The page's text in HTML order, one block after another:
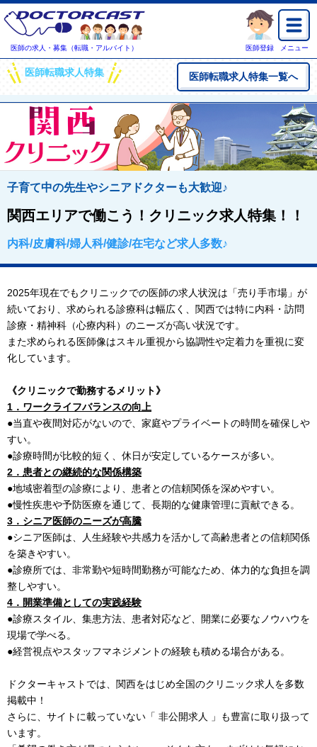
医師の求人・募集（転職・アルバイト） 医師登録 メニュー
医師転職求人特集 医師転職求人特集一覧へ
子育て中の先生やシニアドクターも大歓迎♪
関西エリアで働こう！クリニック求人特集！！
内科/皮膚科/婦人科/健診/在宅など求人多数♪
2025年現在でもクリニックでの医師の求人状況は「売り手市場」が
続いており、求められる診療科は幅広く、関西では特に内科・訪問
診療・精神科（心療内科）のニーズが高い状況です。
また求められる医師像はスキル重視から協調性や定着力を重視に変
化しています。
《クリニックで勤務するメリット》
1．ワークライフバランスの向上
●当直や夜間対応がないので、家庭やプライベートの時間を確保しや
すい。
●診療時間が比較的短く、休日が安定しているケースが多い。
2．患者との継続的な関係構築
●地域密着型の診療により、患者との信頼関係を深めやすい。
●慢性疾患や予防医療を通じて、長期的な健康管理に貢献できる。
3．シニア医師のニーズが高騰
●シニア医師は、人生経験や共感力を活かして高齢患者との信頼関係
を築きやすい。
●診療所では、非常勤や短時間勤務が可能なため、体力的な負担を調
整しやすい。
4．開業準備としての実践経験
●診療スタイル、集患方法、患者対応など、開業に必要なノウハウを
現場で学べる。
●経営視点やスタッフマネジメントの経験も積める場合がある。
ドクターキャストでは、関西をはじめ全国のクリニック求人を多数
掲載中！
さらに、サイトに載っていない「 非公開求人 」も豊富に取り扱って
います。